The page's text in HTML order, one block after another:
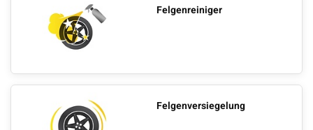
Felgenreiniger
Felgenversiegelung